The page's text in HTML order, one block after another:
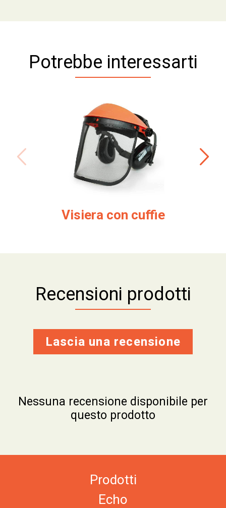
Potrebbe interessarti
Visiera con cuffie
Recensioni prodotti
Lascia una recensione
Nessuna recensione disponibile per
questo prodotto
Prodotti
Echo